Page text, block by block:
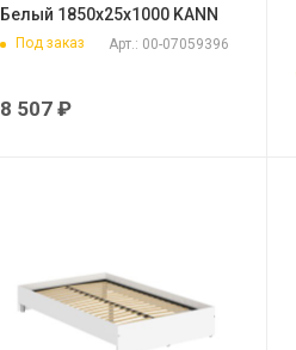
Белый 1850х25х1000 KANN
Под заказ Арт.: 00-07059396
8 507 ₽